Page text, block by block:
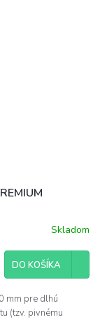
Skladom
DO KOŠÍKA
mm pre dlhú
(tzv. pivnému